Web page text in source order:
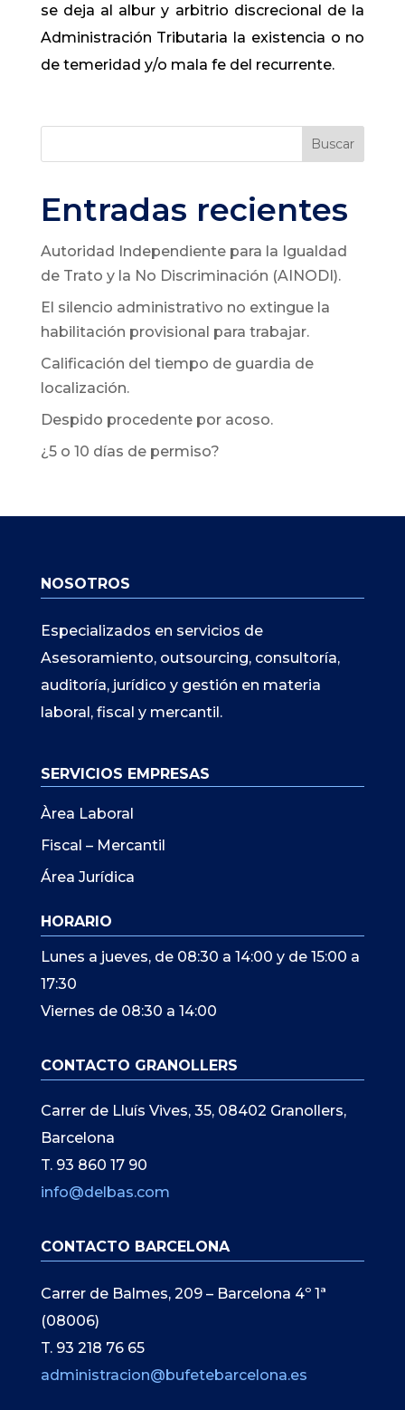
se deja al albur y arbitrio discrecional de la
Administración Tributaria la existencia o no
de temeridad y/o mala fe del recurrente.
Buscar
Entradas recientes
Autoridad Independiente para la Igualdad
de Trato y la No Discriminación (AINODI).
El silencio administrativo no extingue la
habilitación provisional para trabajar.
Calificación del tiempo de guardia de
localización.
Despido procedente por acoso.
¿5 o 10 días de permiso?
NOSOTROS
Especializados en servicios de
Asesoramiento, outsourcing, consultoría,
auditoría, jurídico y gestión en materia
laboral, fiscal y mercantil.
SERVICIOS EMPRESAS
Àrea Laboral
Fiscal – Mercantil
Área Jurídica
HORARIO
Lunes a jueves, de 08:30 a 14:00 y de 15:00 a
17:30
Viernes de 08:30 a 14:00
CONTACTO GRANOLLERS
Carrer de Lluís Vives, 35, 08402 Granollers,
Barcelona
T. 93 860 17 90
info@delbas.com
CONTACTO BARCELONA
Carrer de Balmes, 209 – Barcelona 4º 1ª
(08006)
T. 93 218 76 65
administracion@bufetebarcelona.es